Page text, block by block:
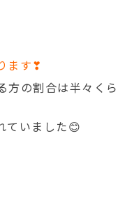
ます❣
の割合は半々くら
ていました😊